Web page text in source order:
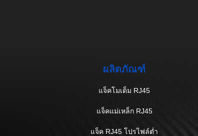
ผลิตภัณฑ์
แจ็คโมเด็ม RJ45
แจ็คแม่เหล็ก RJ45
แจ็ค RJ45 โปรไฟล์ต่ำ